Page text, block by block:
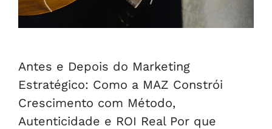
Antes e Depois do Marketing
Estratégico: Como a MAZ Constrói
Crescimento com Método,
Autenticidade e ROI Real Por que